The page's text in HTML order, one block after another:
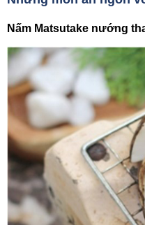
Nấm Matsutake nướng